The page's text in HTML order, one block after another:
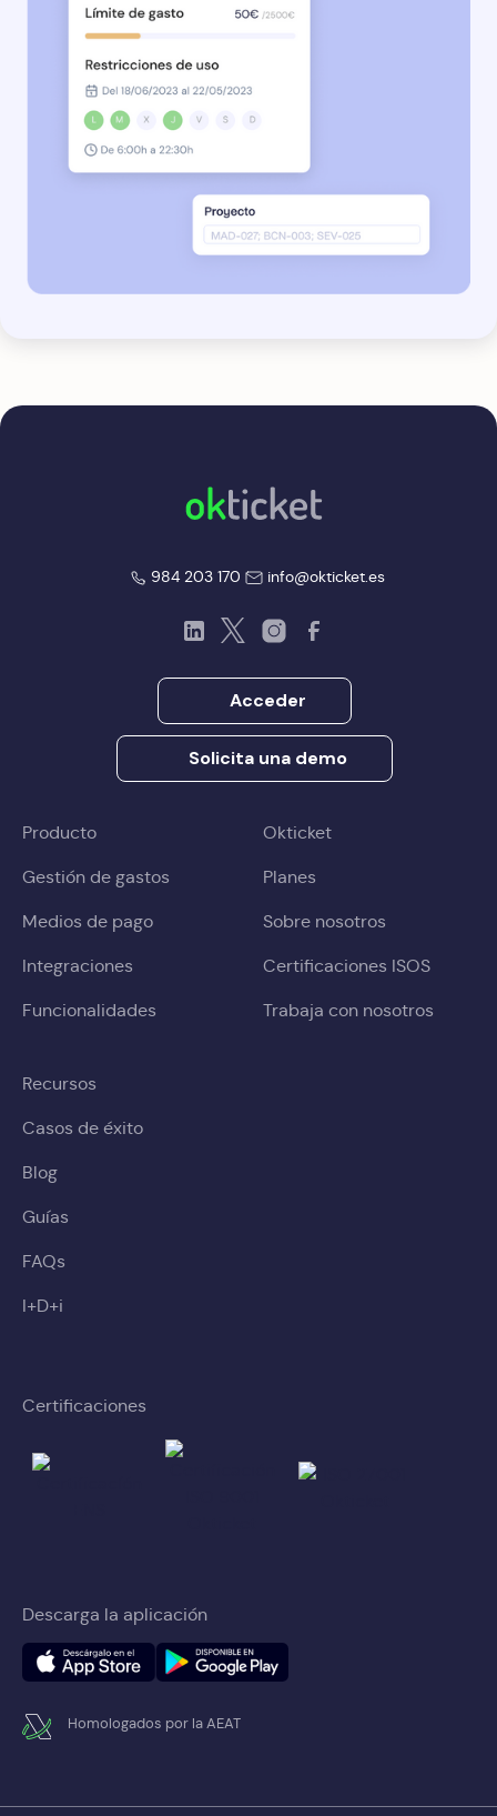
okticket
984 203 170 info@okticket.es
LinkedInTwitterInstagramFacebook
Acceder
Solicita una demo
Producto
Gestión de gastos
Medios de pago
Integraciones
Funcionalidades
Okticket
Planes
Sobre nosotros
Certificaciones ISOS
Trabaja con nosotros
Recursos
Casos de éxito
Blog
Guías
FAQs
I+D+i
Certificaciones
Descarga la aplicación
Homologados por la AEAT